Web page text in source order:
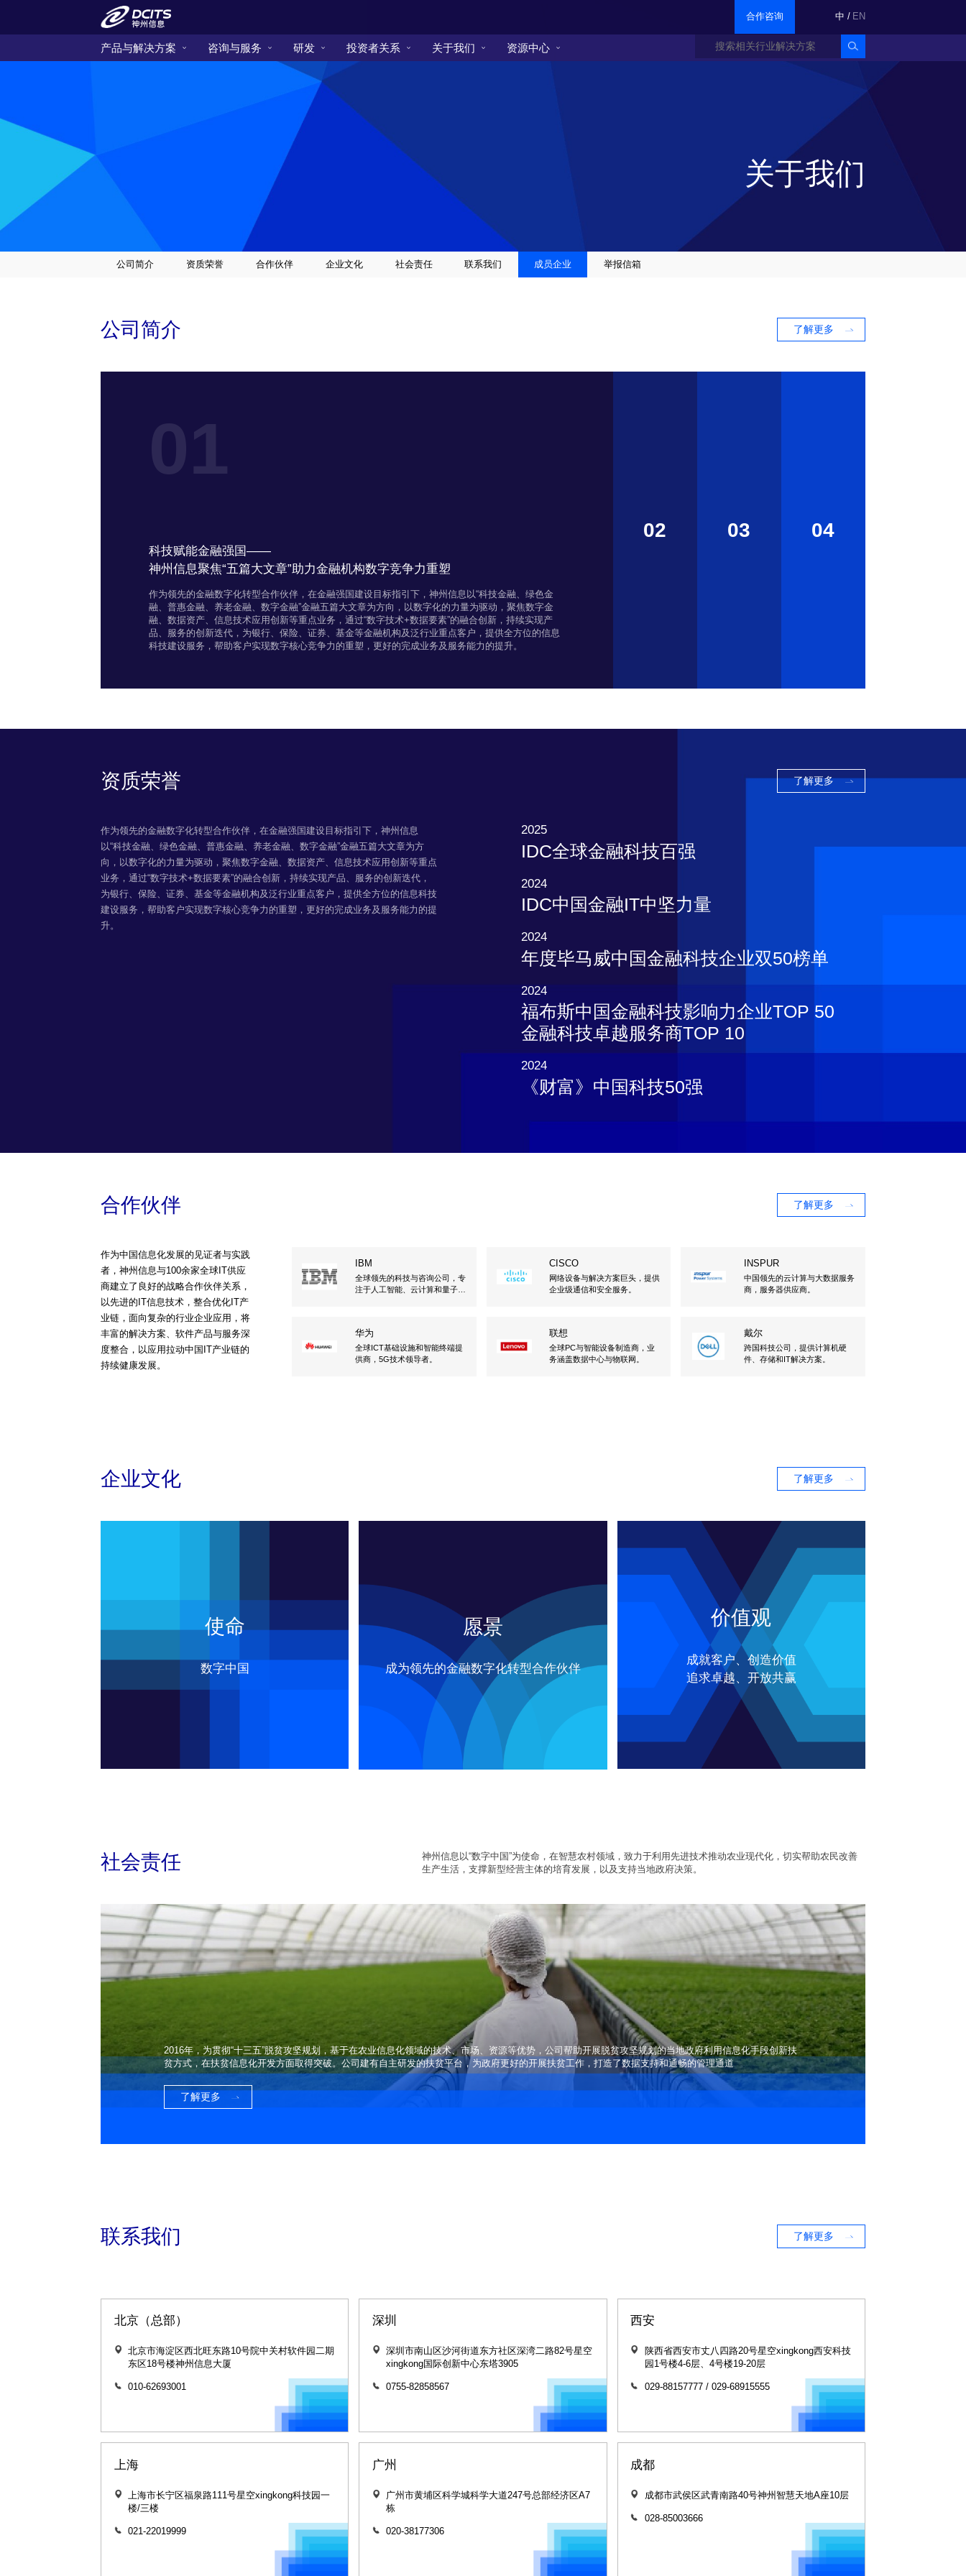
合作咨询 中 / EN
产品与解决方案 咨询与服务 研发 投资者关系 关于我们 资源中心
关于我们
公司简介 资质荣誉 合作伙伴 企业文化 社会责任 联系我们 成员企业 举报信箱
公司简介 了解更多
01
科技赋能金融强国——
神州信息聚焦“五篇大文章”助力金融机构数字竞争力重塑
作为领先的金融数字化转型合作伙伴，在金融强国建设目标指引下，神州信息以“科技金融、绿色金
融、普惠金融、养老金融、数字金融”金融五篇大文章为方向，以数字化的力量为驱动，聚焦数字金
融、数据资产、信息技术应用创新等重点业务，通过“数字技术+数据要素”的融合创新，持续实现产
品、服务的创新迭代，为银行、保险、证券、基金等金融机构及泛行业重点客户，提供全方位的信息
科技建设服务，帮助客户实现数字核心竞争力的重塑，更好的完成业务及服务能力的提升。
02 03 04
资质荣誉 了解更多
作为领先的金融数字化转型合作伙伴，在金融强国建设目标指引下，神州信息
以“科技金融、绿色金融、普惠金融、养老金融、数字金融”金融五篇大文章为方
向，以数字化的力量为驱动，聚焦数字金融、数据资产、信息技术应用创新等重点
业务，通过“数字技术+数据要素”的融合创新，持续实现产品、服务的创新迭代，
为银行、保险、证券、基金等金融机构及泛行业重点客户，提供全方位的信息科技
建设服务，帮助客户实现数字核心竞争力的重塑，更好的完成业务及服务能力的提
升。
2025
IDC全球金融科技百强
2024
IDC中国金融IT中坚力量
2024
年度毕马威中国金融科技企业双50榜单
2024
福布斯中国金融科技影响力企业TOP 50
金融科技卓越服务商TOP 10
2024
《财富》中国科技50强
合作伙伴 了解更多
作为中国信息化发展的见证者与实践
者，神州信息与100余家全球IT供应
商建立了良好的战略合作伙伴关系，
以先进的IT信息技术，整合优化IT产
业链，面向复杂的行业企业应用，将
丰富的解决方案、软件产品与服务深
度整合，以应用拉动中国IT产业链的
持续健康发展。
IBM
全球领先的科技与咨询公司，专
注于人工智能、云计算和量子计
CISCO
网络设备与解决方案巨头，提供
企业级通信和安全服务。
INSPUR
中国领先的云计算与大数据服务
商，服务器供应商。
华为
全球ICT基础设施和智能终端提
供商，5G技术领导者。
联想
全球PC与智能设备制造商，业
务涵盖数据中心与物联网。
戴尔
跨国科技公司，提供计算机硬
件、存储和IT解决方案。
企业文化 了解更多
使命
数字中国
愿景
成为领先的金融数字化转型合作伙伴
价值观
成就客户、创造价值
追求卓越、开放共赢
社会责任
神州信息以“数字中国”为使命，在智慧农村领域，致力于利用先进技术推动农业现代化，切实帮助农民改善
生产生活，支撑新型经营主体的培育发展，以及支持当地政府决策。
2016年，为贯彻“十三五”脱贫攻坚规划，基于在农业信息化领域的技术、市场、资源等优势，公司帮助开展脱贫攻坚规划的当地政府利用信息化手段创新扶
贫方式，在扶贫信息化开发方面取得突破。公司建有自主研发的扶贫平台，为政府更好的开展扶贫工作，打造了数据支持和通畅的管理通道
了解更多
联系我们 了解更多
北京（总部）
北京市海淀区西北旺东路10号院中关村软件园二期
东区18号楼神州信息大厦
010-62693001
深圳
深圳市南山区沙河街道东方社区深湾二路82号星空
xingkong国际创新中心东塔3905
0755-82858567
西安
陕西省西安市丈八四路20号星空xingkong西安科技
园1号楼4-6层、4号楼19-20层
029-88157777 / 029-68915555
上海
上海市长宁区福泉路111号星空xingkong科技园一
楼/三楼
021-22019999
广州
广州市黄埔区科学城科学大道247号总部经济区A7
栋
020-38177306
成都
成都市武侯区武青南路40号神州智慧天地A座10层
028-85003666